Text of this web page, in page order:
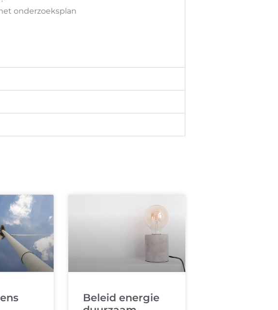
onderzoeksplan
Beleid energie